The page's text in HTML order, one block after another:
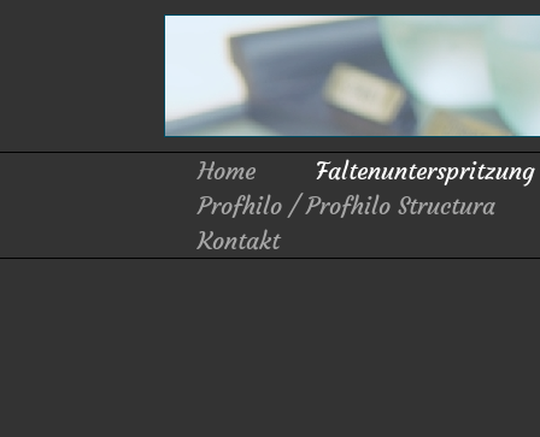
Home
Profhilo / Profhilo Structura
Kontakt